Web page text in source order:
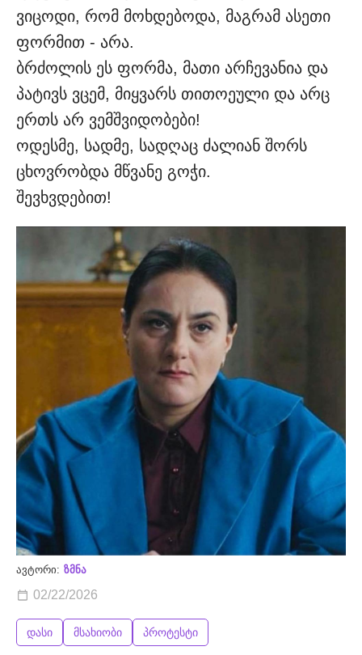
ვიცოდი, რომ მოხდებოდა, მაგრამ ასეთი
ფორმით - არა.
ბრძოლის ეს ფორმა, მათი არჩევანია და
პატივს ვცემ, მიყვარს თითოეული და არც
ერთს არ ვემშვიდობები!
ოდესმე, სადმე, სადღაც ძალიან შორს
ცხოვრობდა მწვანე გოჭი.
შევხვდებით!
ავტორი: ზმნა
02/22/2026
დასი მსახიობი პროტესტი